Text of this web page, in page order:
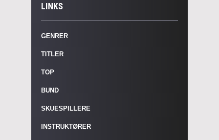
LINKS
GENRER
TITLER
TOP
BUND
SKUESPILLERE
INSTRUKTØRER